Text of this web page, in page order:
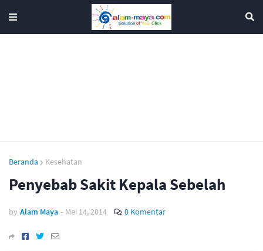
Beranda Kesehatan
Penyebab Sakit Kepala Sebelah
by Alam Maya - Mei 14, 2014 0 Komentar